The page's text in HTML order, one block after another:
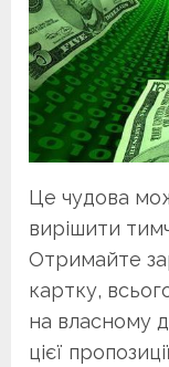
Це чудова
вирішити
Отримайте
картку,
на власному
цієї